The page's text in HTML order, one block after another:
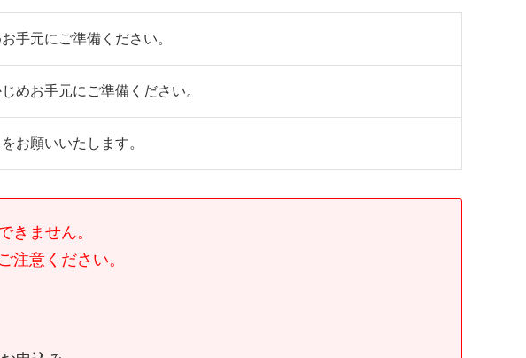
手元にご準備ください。
めお手元にご準備ください。
をお願いいたします。
きません。
注意ください。